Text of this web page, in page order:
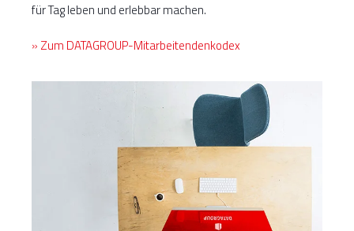
für Tag leben und erlebbar machen.
» Zum DATAGROUP-Mitarbeitendenkodex